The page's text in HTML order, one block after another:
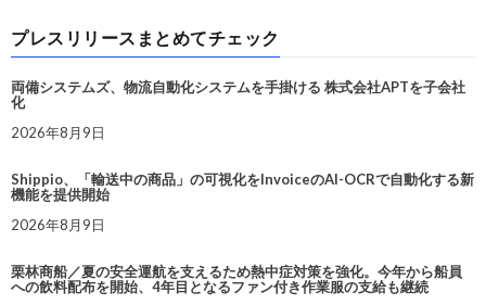
プレスリリースまとめてチェック
両備システムズ、物流自動化システムを手掛ける 株式会社APTを子会社
化
2026年8月9日
Shippio、「輸送中の商品」の可視化をInvoiceのAI-OCRで自動化する新
機能を提供開始
2026年8月9日
栗林商船／夏の安全運航を支えるため熱中症対策を強化。今年から船員
への飲料配布を開始、4年目となるファン付き作業服の支給も継続